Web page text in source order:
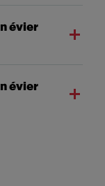
évier
évier